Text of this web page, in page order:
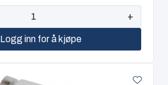
+
Logg inn for å kjøpe